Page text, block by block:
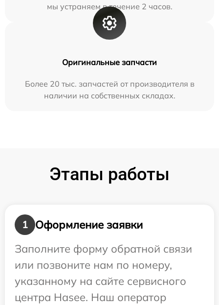
мы устраняем в течение 2 часов.
Оригинальные запчасти
Более 20 тыс. запчастей от производителя в
наличии на собственных складах.
Этапы работы
1
Оформление заявки
Заполните форму обратной связи
или позвоните нам по номеру,
указанному на сайте сервисного
центра Hasee. Наш оператор